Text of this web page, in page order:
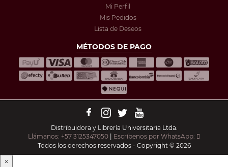
Mi Perfil
Mis Pedidos
Lista de Deseos
MÉTODOS DE PAGO
Distribuidora y Librería Universitaria Ltda.
Llámanos: +57 3125347050
Escríbenos por WhatsApp:
Todos los derechos reservados - Copyright © 2026
×